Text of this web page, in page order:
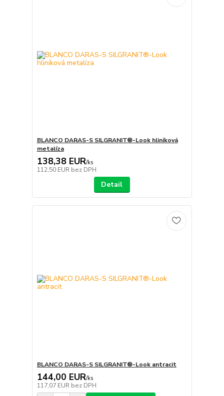
BLANCO DARAS-S SILGRANIT®-Look hliníková
metalíza
138,38 EUR/ks
112,50 EUR bez DPH
Detail
BLANCO DARAS-S SILGRANIT®-Look antracit
144,00 EUR/ks
117,07 EUR bez DPH